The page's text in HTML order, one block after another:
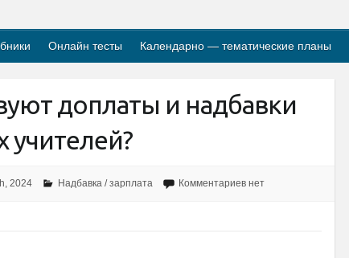
Онлайн тесты Календарно — тематические планы
доплаты и надбавки
2024 Надбавка / зарплата Комментариев нет